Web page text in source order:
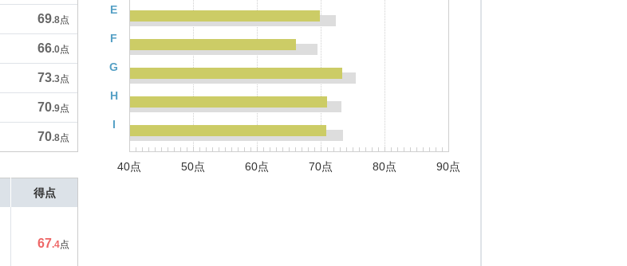
69.8点
66.0点
73.3点
70.9点
70.8点
E
F
G
H
I
40点 50点 60点 70点 80点 90点
得点
67.4点